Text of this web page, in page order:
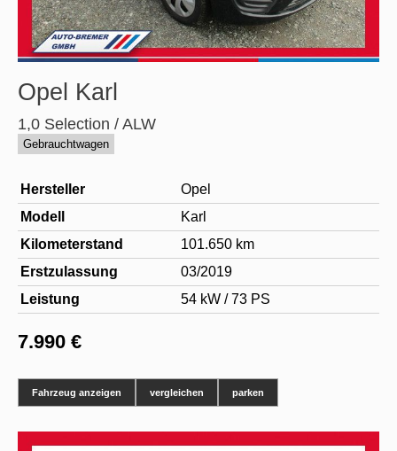
Opel Karl
1,0 Selection / ALW
Gebrauchtwagen
Hersteller
Opel
Modell
Karl
Kilometerstand
101.650 km
Erstzulassung
03/2019
Leistung
54 kW / 73 PS
7.990 €
Fahrzeug anzeigen vergleichen parken